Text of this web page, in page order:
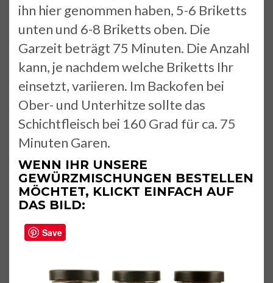
ihn hier genommen haben, 5-6 Briketts
unten und 6-8 Briketts oben. Die
Garzeit beträgt 75 Minuten. Die Anzahl
kann, je nachdem welche Briketts Ihr
einsetzt, variieren. Im Backofen bei
Ober- und Unterhitze sollte das
Schichtfleisch bei 160 Grad für ca. 75
Minuten Garen.
WENN IHR UNSERE
GEWÜRZMISCHUNGEN BESTELLEN
MÖCHTET, KLICKT EINFACH AUF
DAS BILD:
Save